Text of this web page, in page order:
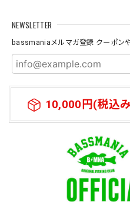
NEWSLETTER
bassmaniaメルマガ登録 クーポン
10,000円(税込